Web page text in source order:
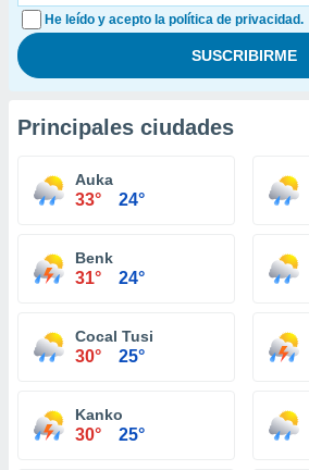
He leído y acepto la política de privacidad.
Principales ciudades
Auka
33° 24°
Benk
31° 24°
Cocal Tusi
30° 25°
Kanko
30° 25°